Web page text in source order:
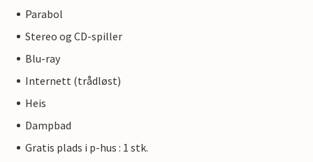
Parabol
Stereo og CD-spiller
Blu-ray
Internett (trådløst)
Heis
Dampbad
Gratis plads i p-hus : 1 stk.